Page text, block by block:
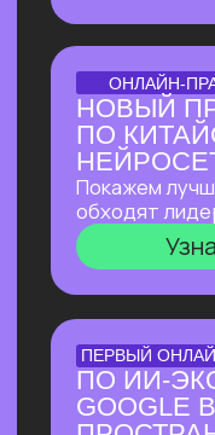
доступом
БОЛЬШОЙ
ИИ-ВСЕЛЕННАЯ
Большой практикум, в
мы собрали лучшие на
инструменты, методы
и связки!
Узнать
БОЛЬШОЙ
ГИГАЧАТ
В прямом эфире
самой удобной и
по функционалу